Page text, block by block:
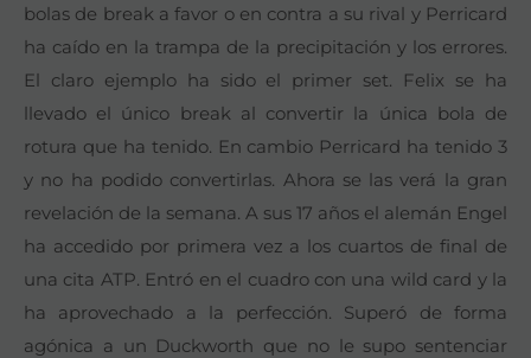
bolas de break a favor o en contra a su rival y Perricard
ha caído en la trampa de la precipitación y los errores.
El claro ejemplo ha sido el primer set. Felix se ha
llevado el único break al convertir la única bola de
rotura que ha tenido. En cambio Perricard ha tenido 3
y no ha podido convertirlas. Ahora se las verá la gran
revelación de la semana. A sus 17 años el alemán Engel
ha accedido por primera vez a los cuartos de final de
una cita ATP. Entró en el cuadro con una wild card y la
ha aprovechado a la perfección. Superó de forma
agónica a un Duckworth que no le supo sentenciar